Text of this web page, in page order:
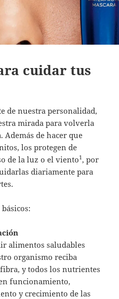
cuidar tus
de nuestra personalidad,
mirada para volverla
Además de hacer que
los protegen de
de la luz o el viento1 , por
diariamente para
alimentos saludables
organismo reciba
y todos los nutrientes
funcionamiento,
y crecimiento de las